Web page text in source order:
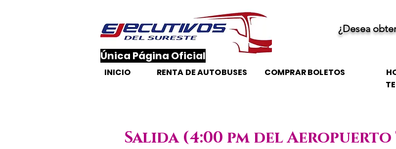
​Única Página Oficial
¿Desea
INICIO RENTA DE AUTOBUSES COMPRAR BOLETOS
Salida (4:00 pm del